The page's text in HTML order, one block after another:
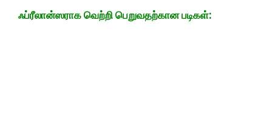
ஃப்ரீலான்ஸராக வெற்றி பெறுவதற்கான படிகள்: